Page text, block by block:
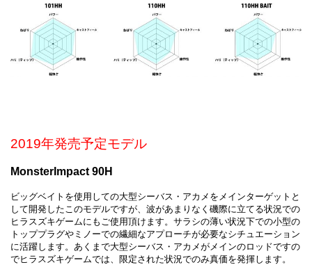
2019年発売予定モデル
MonsterImpact 90H
ビッグベイトを使用しての大型シーバス・アカメをメインターゲットと
して開発したこのモデルですが、波があまりなく磯際に立てる状況での
ヒラスズキゲームにもご使用頂けます。サラシの薄い状況下での小型の
トッププラグやミノーでの繊細なアプローチが必要なシチュエーション
に活躍します。あくまで大型シーバス・アカメがメインのロッドですの
でヒラスズキゲームでは、限定された状況でのみ真価を発揮します。